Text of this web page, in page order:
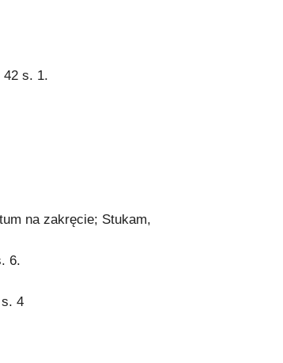
42 s. 1.
na zakręcie; Stukam,
6.
4